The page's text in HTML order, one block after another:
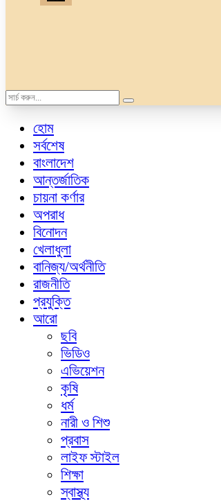
হোম
সর্বশেষ
বাংলাদেশ
আন্তর্জাতিক
চায়না কর্ণার
অপরাধ
বিনোদন
খেলাধুলা
বানিজ্য/অর্থনীতি
রাজনীতি
প্রযুক্তি
আরো
ছবি
ভিডিও
এভিয়েশন
কৃষি
ধর্ম
নারী ও শিশু
প্রবাস
লাইফ স্টাইল
শিক্ষা
স্বাস্থ্য